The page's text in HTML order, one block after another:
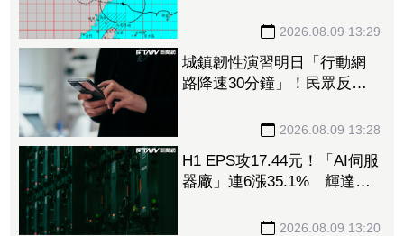
2026.08.09 13:29
城鎮韌性演習明日「行動網
路降速30分鐘」！民眾反應
2026.08.09 13:28
H1 EPS攻17.44元！「AI伺服
器廠」連6漲35.1% 輝達
2026.08.09 13:20